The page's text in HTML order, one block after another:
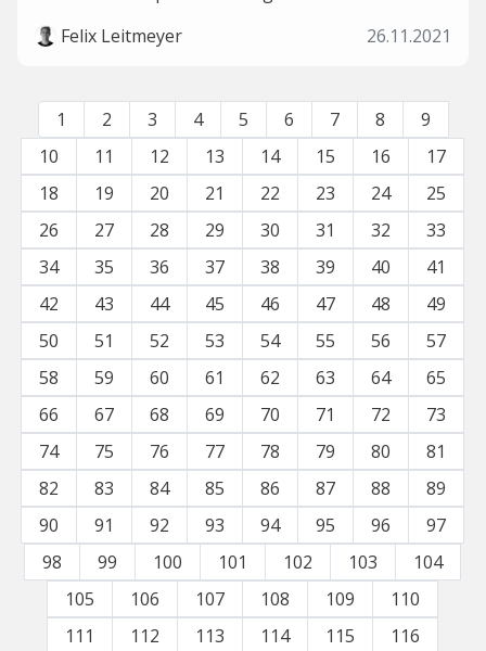
Felix Leitmeyer
26.11.2021
1 2 3 4 5 6 7 8
9
10
11 12 13 14 15 16
17
18
19 20 21 22 23 24
25
26
27 28 29 30 31 32
33
34
35 36 37 38 39 40
41
42
43 44 45 46 47 48
49
50
51 52 53 54 55 56
57
58
59 60 61 62 63 64
65
66
67 68 69 70 71 72
73
74
75 76 77 78 79 80
81
82
83 84 85 86 87 88
89
90
91 92 93 94 95 96
97
98
99 100 101 102 103
104
105
106 107 108 109
110
111
112 113 114 115
116